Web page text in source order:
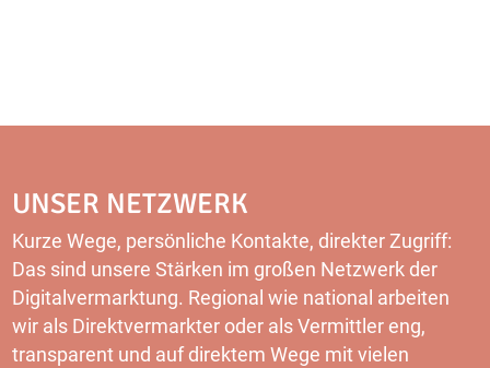
UNSER NETZWERK
Kurze Wege, persönliche Kontakte, direkter Zugriff:
Das sind unsere Stärken im großen Netzwerk der
Digitalvermarktung. Regional wie national arbeiten
wir als Direktvermarkter oder als Vermittler eng,
transparent und auf direktem Wege mit vielen